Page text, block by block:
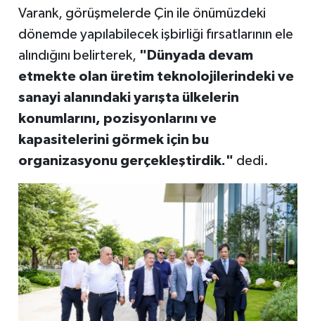
Varank, görüşmelerde Çin ile önümüzdeki
dönemde yapılabilecek işbirliği fırsatlarının ele
alındığını belirterek, "Dünyada devam
etmekte olan üretim teknolojilerindeki ve
sanayi alanındaki yarışta ülkelerin
konumlarını, pozisyonlarını ve
kapasitelerini görmek için bu
organizasyonu gerçekleştirdik." dedi.